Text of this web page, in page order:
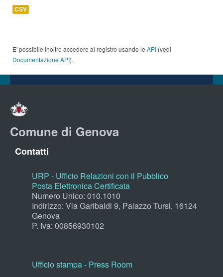
CSV
E' possibile inoltre accedere al registro usando le API (vedi
Documentazione API).
Comune di Genova
Contatti
URP - Ufficio Relazioni con il Pubblico
Posta Elettronica Certificata
Numero Unico: 010.1010
Indirizzo: Via Garibaldi 9, Palazzo Tursi, 16124
Genova
P. Iva: 00856930102
Ufficio stampa - Press Room